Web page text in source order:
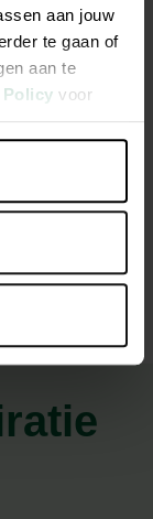
aan jouw
te gaan of
aan te
Policy voor